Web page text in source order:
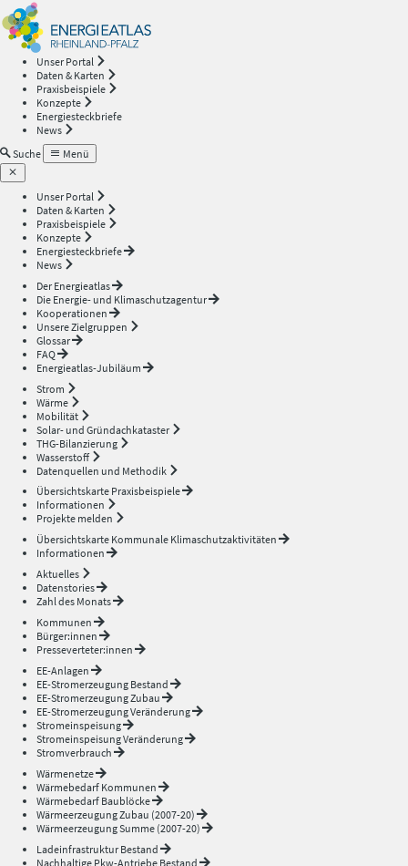
Unser Portal
Daten & Karten
Praxisbeispiele
Konzepte
Energiesteckbriefe
News
Suche
Menü
Unser Portal
Daten & Karten
Praxisbeispiele
Konzepte
Energiesteckbriefe
News
Der Energieatlas
Die Energie- und Klimaschutzagentur
Kooperationen
Unsere Zielgruppen
Glossar
FAQ
Energieatlas-Jubiläum
Strom
Wärme
Mobilität
Solar- und Gründachkataster
THG-Bilanzierung
Wasserstoff
Datenquellen und Methodik
Übersichtskarte Praxisbeispiele
Informationen
Projekte melden
Übersichtskarte Kommunale Klimaschutzaktivitäten
Informationen
Aktuelles
Datenstories
Zahl des Monats
Kommunen
Bürger:innen
Presseverteter:innen
EE-Anlagen
EE-Stromerzeugung Bestand
EE-Stromerzeugung Zubau
EE-Stromerzeugung Veränderung
Stromeinspeisung
Stromeinspeisung Veränderung
Stromverbrauch
Wärmenetze
Wärmebedarf Kommunen
Wärmebedarf Baublöcke
Wärmeerzeugung Zubau (2007-20)
Wärmeerzeugung Summe (2007-20)
Ladeinfrastruktur Bestand
Nachhaltige Pkw-Antriebe Bestand